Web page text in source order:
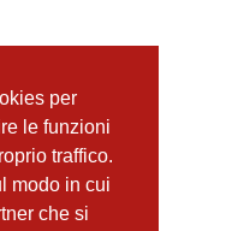
per
le funzioni
traffico.
modo in cui
che si